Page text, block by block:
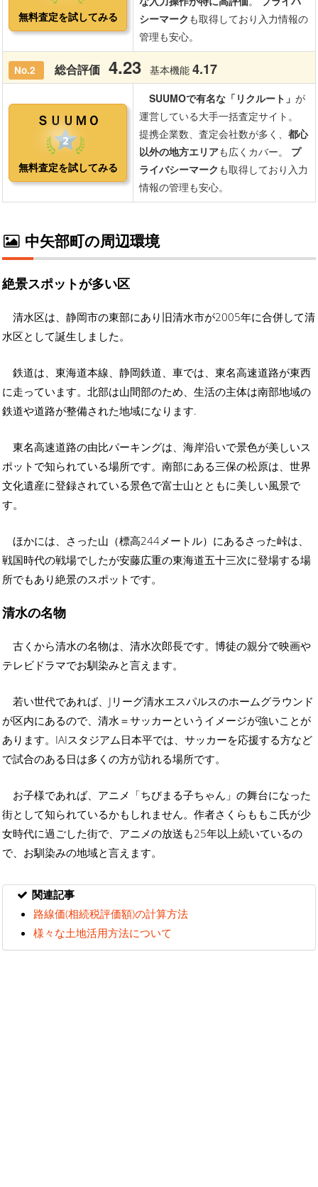
中矢部町の周辺環境
絶景スポットが多い区
清水区は、静岡市の東部にあり旧清水市が2005年に合併して清
水区として誕生しました。
鉄道は、東海道本線、静岡鉄道、車では、東名高速道路が東西
に走っています。北部は山間部のため、生活の主体は南部地域の
鉄道や道路が整備された地域になります.
東名高速道路の由比パーキングは、海岸沿いで景色が美しいス
ポットで知られている場所です。南部にある三保の松原は、世界
文化遺産に登録されている景色で富士山とともに美しい風景で
す。
ほかには、さった山（標高244メートル）にあるさった峠は、
戦国時代の戦場でしたが安藤広重の東海道五十三次に登場する場
所でもあり絶景のスポットです。
清水の名物
古くから清水の名物は、清水次郎長です。博徒の親分で映画や
テレビドラマでお馴染みと言えます。
若い世代であれば、Jリーグ清水エスパルスのホームグラウンド
が区内にあるので、清水＝サッカーというイメージが強いことが
あります。IAIスタジアム日本平では、サッカーを応援する方など
で試合のある日は多くの方が訪れる場所です。
お子様であれば、アニメ「ちびまる子ちゃん」の舞台になった
街として知られているかもしれません。作者さくらももこ氏が少
女時代に過ごした街で、アニメの放送も25年以上続いているの
で、お馴染みの地域と言えます。
関連記事
路線価(相続税評価額)の計算方法
様々な土地活用方法について